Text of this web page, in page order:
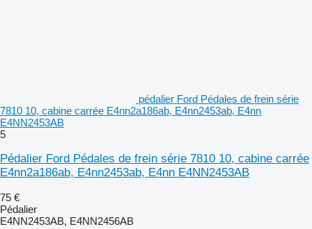
pédalier Ford Pédales de frein série
7810 10, cabine carrée E4nn2a186ab, E4nn2453ab, E4nn
E4NN2453AB
5
Pédalier Ford Pédales de frein série 7810 10, cabine carrée
E4nn2a186ab, E4nn2453ab, E4nn E4NN2453AB
75 €
Pédalier
E4NN2453AB, E4NN2456AB